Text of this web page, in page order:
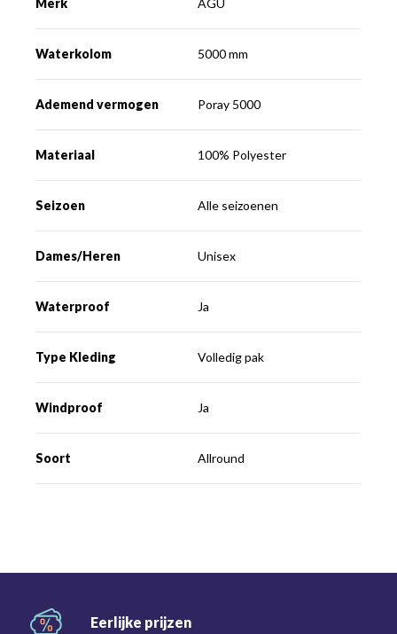
Waterkolom 5000 mm
Ademend vermogen Poray 5000
Materiaal 100% Polyester
Seizoen Alle seizoenen
Dames/Heren Unisex
Waterproof Ja
Type Kleding Volledig pak
Windproof Ja
Soort Allround
Eerlijke prijzen